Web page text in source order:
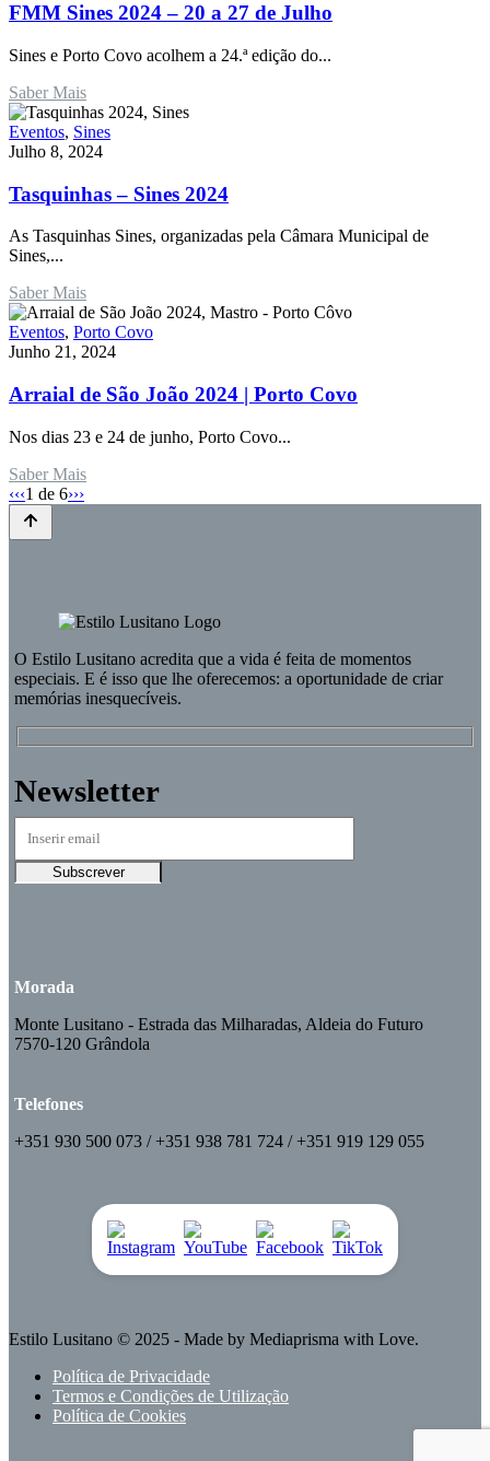
FMM Sines 2024 – 20 a 27 de Julho
Sines e Porto Covo acolhem a 24.ª edição do...
Saber Mais
Eventos, Sines
Julho 8, 2024
Tasquinhas – Sines 2024
As Tasquinhas Sines, organizadas pela Câmara Municipal de
Sines,...
Saber Mais
Eventos, Porto Covo
Junho 21, 2024
Arraial de São João 2024 | Porto Covo
Nos dias 23 e 24 de junho, Porto Covo...
Saber Mais
‹‹‹1 de 6›››
O Estilo Lusitano acredita que a vida é feita de momentos
especiais. E é isso que lhe oferecemos: a oportunidade de criar
memórias inesquecíveis.
Newsletter
Morada
Monte Lusitano - Estrada das Milharadas, Aldeia do Futuro
7570-120 Grândola
Telefones
+351 930 500 073 / +351 938 781 724 / +351 919 129 055
Estilo Lusitano © 2025 - Made by Mediaprisma with Love.
Política de Privacidade
Termos e Condições de Utilização
Política de Cookies